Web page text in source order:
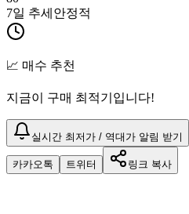
7일 추세 안정적
📈 매수 추천
지금이 구매 최적기입니다!
실시간 최저가 / 역대가 알림 받기
카카오톡 트위터 링크 복사